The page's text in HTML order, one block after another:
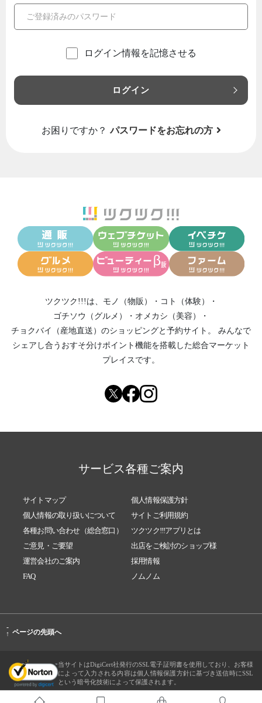
ログイン情報を記憶させる
ログイン
お困りですか？ パスワードをお忘れの方
ツクツク!!!は、 モノ（物販） ・ コト（体験）
・
ゴチソウ（グルメ）
・ オメカシ（美容）
・
チョクバイ（産地直送） のショッピングと予約サイト。
みんなで
シェアし合う おすそ分けポイント機能を搭載した総合マーケット
プレイスです。
サービス各種ご案内
サイトマップ
個人情報保護方針
個人情報の取り扱いについて
サイトご利用規約
各種お問い合わせ（総合窓口）
ツクツク!!!アプリとは
ご意見・ご要望
出店をご検討のショップ様
運営会社のご案内
採用情報
FAQ
ノムノム
-
↑ ページの先頭へ
当サイトはDigiCert社発行のSSL電子証明書を使用しており、お客様
によって入力される内容は個人情報保護方針に基づき送信時にSSL
という暗号化技術によって保護されます。